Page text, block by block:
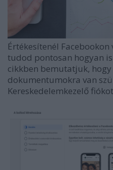
Értékesítenél
tudod pontosan hogyan
cikkben bemutatjuk,
dokumentumokra van
Kereskedelemkezelő